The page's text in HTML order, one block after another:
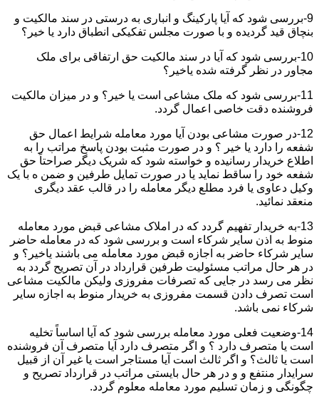
9-بررسی شود که آیا پارکینگ و انباری به درستی در سند مالکیت و
بنچاق قید گردیده و با صورت مجلس تفکیکی انطباق دارد یا خیر؟
10-بررسی شود که آیا در سند مالکیت حق ارتفاقی برای ملک
مجاور در نظر گرفته شده یاخیر؟
11-بررسی شود که ملک مشاعی است یا خیر؟ و در میزان مالکیت
فروشنده دقت خاصی اعمال گردد.
12-در صورت مشاعی بودن آیا مورد معامله شرایط اعمال حق
شفعه را دارد یا خیر ؟ و در صورت مثبت بودن پاسخ مراتب را به
اطلاع خریدار رسانیده و خواسته شود که شریک دیگر صراحتاً حق
شفعه خود را ساقط نماید یا در صورت تمایل طرفین و ضمن ه با یک
وکیل دعاوی یا فرد مطلع دیگر معامله را در قالب عقد دیگری
منعقد نمائید.
13-به خریدار تفهیم گردد که در املاک مشاعی قبض مورد معامله
منوط به اذن سایر شرکاء است و بررسی شود که در معامله حاضر
سایر شرکاء حاضر به اجازه قبض مورد معامله می باشند یاخیر؟ و
در هر حال مراتب مسئولیت طرفین قرارداد در آن تصریح گردد به
نظر می رسد در جایی که تصرفات مفروزی ولیکن مالکیت مشاعی
است تصرف دادن قسمت مفروزی به خریدار منوط به اجازه سایر
شرکاء نمی باشد.
14-وضعیت فعلی مورد معامله بررسی شود که آیا اساساً تخلیه
است یا متصرف دارد ؟ و اگر متصرف دارد آیا متصرف آن فروشنده
است یا ثالث؟ و اگر ثالث است آیا مستاجر است یا غیر آن از قبیل
سرایدار منتفع و و در هر حال بایستی مراتب در قرارداد تصریح و
چگونگی و زمان تسلیم مورد معامله معلوم گردد.